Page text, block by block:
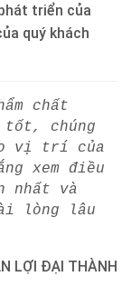
triển của
quý khách
chất
chúng
vị trí của
xem điều
nhất và
lòng lâu
LỢI ĐẠI THÀNH